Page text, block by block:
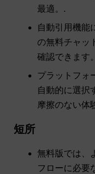
最適。.
自動引用機能
の無料チャッ
確認できます
プラットフォ
自動的に選択
摩擦のない体
短所
無料版では、
フローに必要